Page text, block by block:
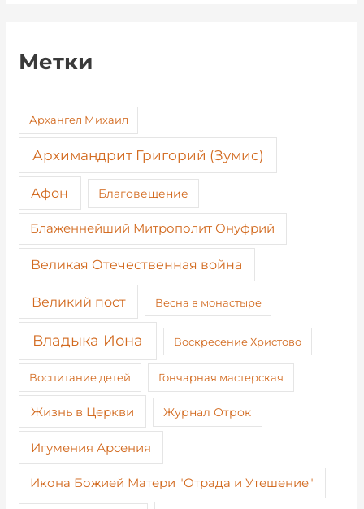
Метки
Архангел Михаил
Архимандрит Григорий (Зумис)
Афон Благовещение
Блаженнейший Митрополит Онуфрий
Великая Отечественная война
Великий пост Весна в монастыре
Владыка Иона Воскресение Христово
Воспитание детей Гончарная мастерская
Жизнь в Церкви Журнал Отрок
Игумения Арсения
Икона Божией Матери "Отрада и Утешение"